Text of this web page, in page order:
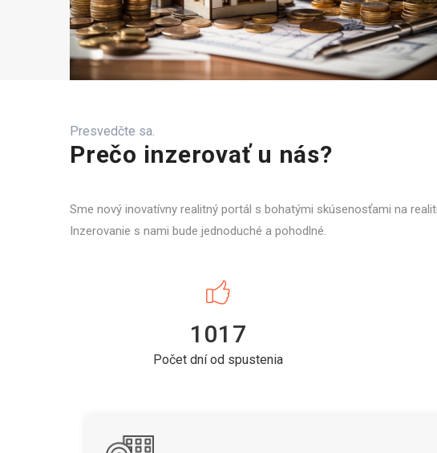
Presvedčte sa.
Prečo inzerovať u nás?
Sme nový inovatívny realitný portál s bohatými skúsenosťami na
Inzerovanie s nami bude jednoduché a pohodlné.
1017
Počet dní od spustenia